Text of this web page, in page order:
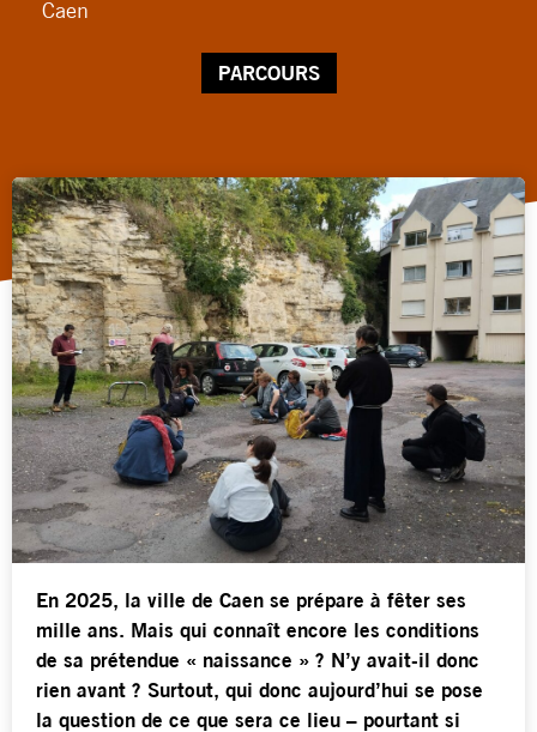
Caen
PARCOURS
En 2025, la ville de Caen se prépare à fêter ses
mille ans. Mais qui connaît encore les conditions
de sa prétendue « naissance » ? N’y avait-il donc
rien avant ? Surtout, qui donc aujourd’hui se pose
la question de ce que sera ce lieu – pourtant si